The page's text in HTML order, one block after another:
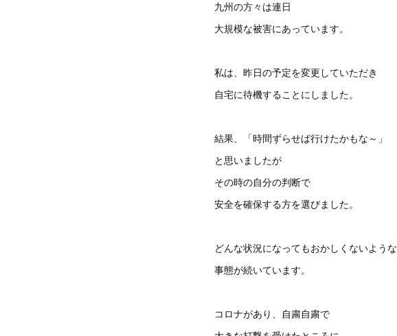
九州の方々は連日
大規模な被害にあっています。
私は、昨日の予定を変更していただき
自宅に待機することにしました。
結果、「時間ずらせば行けたかもな～」
と思いましたが
その時の自分の判断で
安全を確保する方を選びました。
どんな状況になってもおかしくないような
事態が続いています。
コロナがあり、自粛自粛で